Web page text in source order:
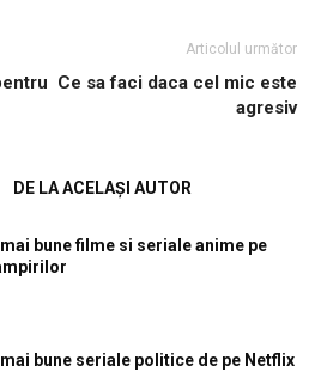
Articolul următor
Ce sa faci daca cel mic este
agresiv
DE LA ACELAȘI AUTOR
bune filme si seriale anime pe
bune seriale politice de pe Netflix